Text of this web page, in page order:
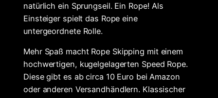
natürlich ein Sprungseil. Ein Rope! Als
Einsteiger spielt das Rope eine
untergeordnete Rolle.
Mehr Spaß macht Rope Skipping mit einem
hochwertigen, kugelgelagerten Speed Rope.
Diese gibt es ab circa 10 Euro bei Amazon
oder anderen Versandhändlern. Klassischer